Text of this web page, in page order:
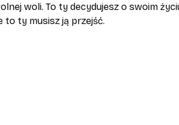
woli. To ty decydujesz o swoim
to ty musisz ją przejść.